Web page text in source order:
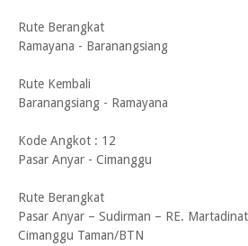
Rute Berangkat
Ramayana - Baranangsiang
Rute Kembali
Baranangsiang - Ramayana
Kode Angkot : 12
Pasar Anyar - Cimanggu
Rute Berangkat
Pasar Anyar – Sudirman – RE.
Cimanggu Taman/BTN